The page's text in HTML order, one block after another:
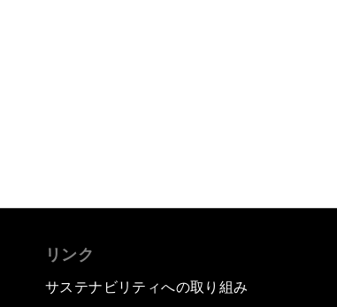
リンク
サステナビリティへの取り組み